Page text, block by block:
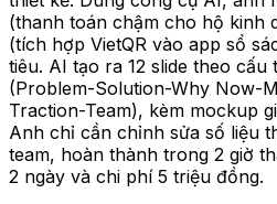
(thanh toán chậm cho hộ kinh
(tích hợp VietQR vào app sổ
tiêu. AI tạo ra 12 slide theo
(Problem-Solution-Why Now-
Traction-Team), kèm mockup
Anh chỉ cần chỉnh sửa số liệu
team, hoàn thành trong 2 giờ
2 ngày và chi phí 5 triệu đồng.